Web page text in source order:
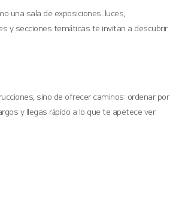
una sala de exposiciones: luces,
y secciones temáticas te invitan a descubrir
sino de ofrecer caminos: ordenar por
y llegas rápido a lo que te apetece ver.